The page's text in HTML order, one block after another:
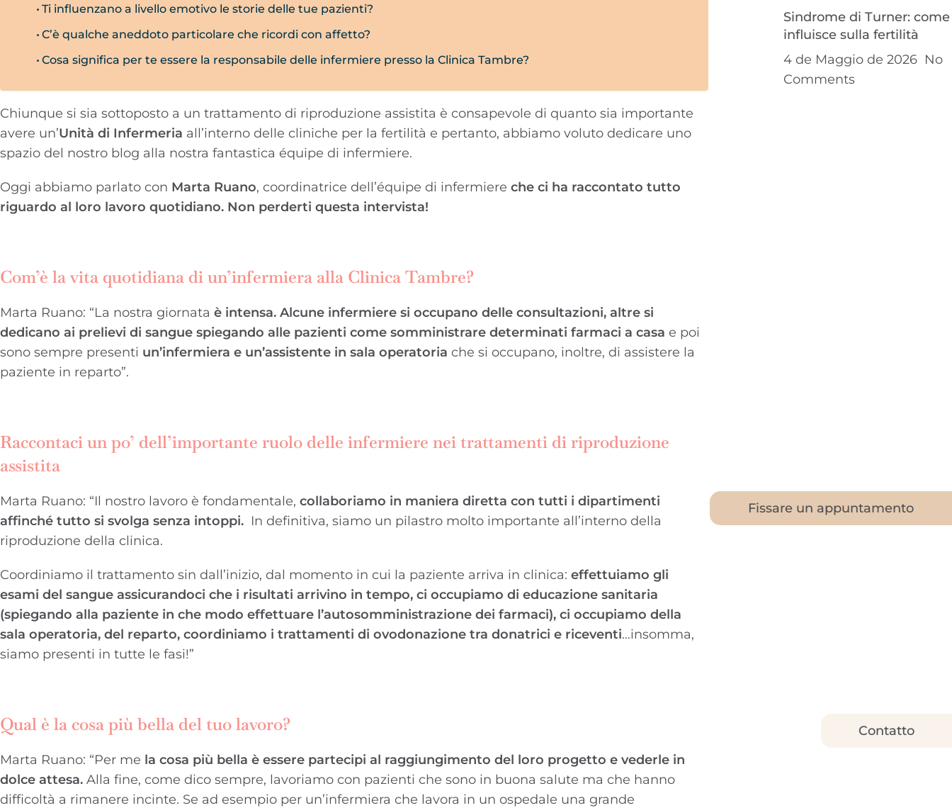
Ti influenzano a livello emotivo le storie delle tue pazienti?
C’è qualche aneddoto particolare che ricordi con affetto?
Cosa significa per te essere la responsabile delle infermiere presso la Clinica Tambre?
Chiunque si sia sottoposto a un trattamento di riproduzione assistita è consapevole di quanto sia importante
avere un’Unità di Infermeria all’interno delle cliniche per la fertilità e pertanto, abbiamo voluto dedicare uno
spazio del nostro blog alla nostra fantastica équipe di infermiere.
Oggi abbiamo parlato con Marta Ruano, coordinatrice dell’équipe di infermiere che ci ha raccontato tutto
riguardo al loro lavoro quotidiano. Non perderti questa intervista!
Com’è la vita quotidiana di un’infermiera alla Clinica Tambre?
Marta Ruano: “La nostra giornata è intensa. Alcune infermiere si occupano delle consultazioni, altre si
dedicano ai prelievi di sangue spiegando alle pazienti come somministrare determinati farmaci a casa e poi
sono sempre presenti un’infermiera e un’assistente in sala operatoria che si occupano, inoltre, di assistere la
paziente in reparto”.
Raccontaci un po’ dell’importante ruolo delle infermiere nei trattamenti di riproduzione
assistita
Marta Ruano: “Il nostro lavoro è fondamentale, collaboriamo in maniera diretta con tutti i dipartimenti
affinché tutto si svolga senza intoppi. In definitiva, siamo un pilastro molto importante all’interno della
riproduzione della clinica.
Coordiniamo il trattamento sin dall’inizio, dal momento in cui la paziente arriva in clinica: effettuiamo gli
esami del sangue assicurandoci che i risultati arrivino in tempo, ci occupiamo di educazione sanitaria
(spiegando alla paziente in che modo effettuare l’autosomministrazione dei farmaci), ci occupiamo della
sala operatoria, del reparto, coordiniamo i trattamenti di ovodonazione tra donatrici e riceventi…insomma,
siamo presenti in tutte le fasi!”
Qual è la cosa più bella del tuo lavoro?
Marta Ruano: “Per me la cosa più bella è essere partecipi al raggiungimento del loro progetto e vederle in
dolce attesa. Alla fine, come dico sempre, lavoriamo con pazienti che sono in buona salute ma che hanno
difficoltà a rimanere incinte. Se ad esempio per un’infermiera che lavora in un ospedale una grande
Sindrome di Turner: come
influisce sulla fertilità
4 de Maggio de 2026 No
Comments
Fissare un appuntamento
Contatto